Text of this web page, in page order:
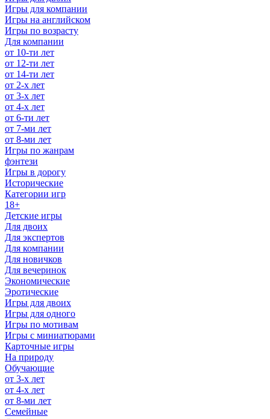
Игры для компании
Игры на английском
Игры по возрасту
Для компании
от 10-ти лет
от 12-ти лет
от 14-ти лет
от 2-х лет
от 3-х лет
от 4-х лет
от 6-ти лет
от 7-ми лет
от 8-ми лет
Игры по жанрам
фэнтези
Игры в дорогу
Исторические
Категории игр
18+
Детские игры
Для двоих
Для экспертов
Для компании
Для новичков
Для вечеринок
Экономические
Эротические
Игры для двоих
Игры для одного
Игры по мотивам
Игры с миниатюрами
Карточные игры
На природу
Обучающие
от 3-х лет
от 4-х лет
от 8-ми лет
Семейные